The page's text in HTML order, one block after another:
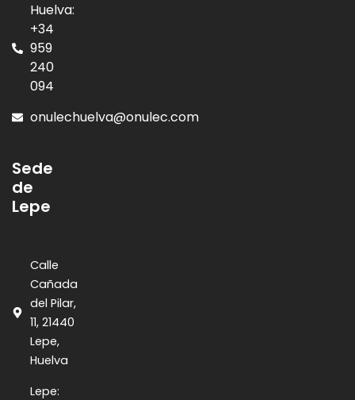
Huelva:
+34
959
240
094
onulechuelva@onulec.com
Sede
de
Lepe
Calle
Cañada
del Pilar,
11, 21440
Lepe,
Huelva
Lepe: